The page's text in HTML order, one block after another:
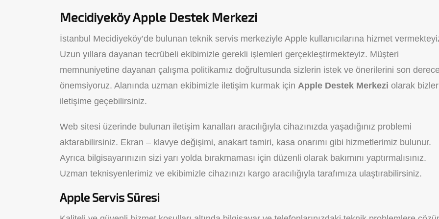
Mecidiyeköy Apple Destek Merkezi
İstanbul Mecidiyeköy’de bulunan teknik servis merkeziyle Apple kullanıcılarına hizmet
Uzun yıllara dayanan tecrübeli ekibimizle gerekli işlemleri gerçekleştirmekteyiz. Müşteri
memnuniyetine dayanan çalışma politikamız doğrultusunda sizlerin istek ve önerilerini son
önemsiyoruz. Alanında uzman ekibimizle iletişim kurmak için Apple Destek Merkezi olarak
iletişime geçebilirsiniz.
Web sitesi üzerinde bulunan iletişim kanalları aracılığıyla cihazınızda yaşadığınız problemi
aktarabilirsiniz. Ekran – klavye değişimi, anakart tamiri, kasa onarımı gibi hizmetlerimiz bulunur.
Ayrıca bilgisayarınızın sizi yarı yolda bırakmaması için düzenli olarak bakımını yaptırmalısınız.
Uzman teknisyenlerimiz ve ekibimizle cihazınızı kargo aracılığıyla tarafımıza ulaştırabilirsiniz.
Apple Servis Süresi